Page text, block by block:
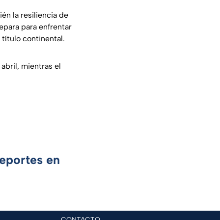
la resiliencia de
para enfrentar
título continental.
mientras el
en